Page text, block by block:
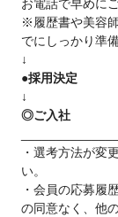
■《フリーランス
14年で1100店舗
・新規集客力(お
・働きやすさ
がAgu.にはある
Agu.は今までの
ご興味を少しで
ご応募下さい。
お電話で早めに
※履歴書や美容
でにしっかり準
↓
●採用決定
↓
◎ご入社
・選考方法が変
い。
・会員の応募履
の同意なく、他